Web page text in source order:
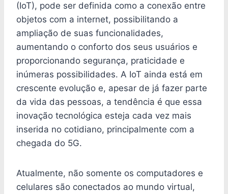
(IoT), pode ser definida como a conexão entre
objetos com a internet, possibilitando a
ampliação de suas funcionalidades,
aumentando o conforto dos seus usuários e
proporcionando segurança, praticidade e
inúmeras possibilidades. A IoT ainda está em
crescente evolução e, apesar de já fazer parte
da vida das pessoas, a tendência é que essa
inovação tecnológica esteja cada vez mais
inserida no cotidiano, principalmente com a
chegada do 5G.
Atualmente, não somente os computadores e
celulares são conectados ao mundo virtual,